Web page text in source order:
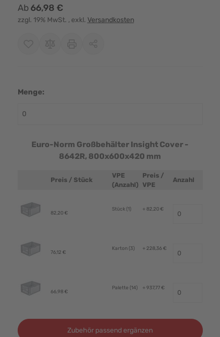
Ab 66,98 €
zzgl. 19% MwSt. , exkl. Versandkosten
Menge:
Euro-Norm Großbehälter Insight Cover -
8642R, 800x600x420 mm
Produktbild
Preis / Stück
VPE
(Anzahl)
Preis /
VPE
Anzahl
82,20 €
Stück (1) + 82,20 €
76,12 €
Karton (3) + 228,36 €
66,98 €
Palette (14) + 937,77 €
Zubehör passend ergänzen